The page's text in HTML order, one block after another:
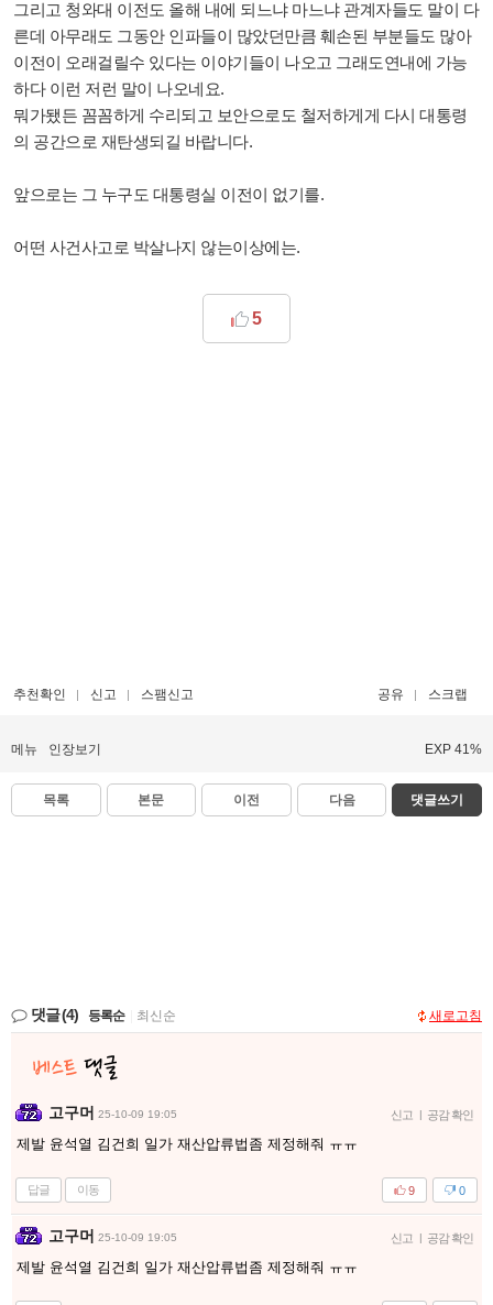
그리고 청와대 이전도 올해 내에 되느냐 마느냐 관계자들도 말이 다
른데 아무래도 그동안 인파들이 많았던만큼 훼손된 부분들도 많아
이전이 오래걸릴수 있다는 이야기들이 나오고 그래도연내에 가능
하다 이런 저런 말이 나오네요.
뭐가됐든 꼼꼼하게 수리되고 보안으로도 철저하게게 다시 대통령
의 공간으로 재탄생되길 바랍니다.
앞으로는 그 누구도 대통령실 이전이 없기를.
어떤 사건사고로 박살나지 않는이상에는.
5
추천확인 신고 스팸신고 공유 스크랩
메뉴 인장보기 EXP 41%
목록 본문 이전 다음 댓글쓰기
댓글(4) 등록순 최신순 새로고침
고구머 25-10-09 19:05 신고 공감 확인
제발 윤석열 김건희 일가 재산압류법좀 제정해줘 ㅠㅠ
답글 이동 0
9
고구머 25-10-09 19:05 신고 공감 확인
제발 윤석열 김건희 일가 재산압류법좀 제정해줘 ㅠㅠ